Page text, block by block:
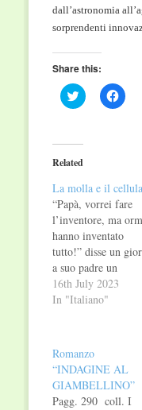
dall’astronomia
sorprendenti
Share this:
Click
to
(Opens
in
new
Click
to
Related
La molla e il
“Papà, vorrei fare
l’inventore, ma
hanno inventato
tutto!” disse un
a suo padre un
bambino che si
chiamava Federico.
precisione, Federico
Faggin, noto per
essere l’inventore del
microchip e del
16th July 2023
In "Italiano"
Romanzo
“INDAGINE AL
GIAMBELLINO”
Pagg. 290 coll. I